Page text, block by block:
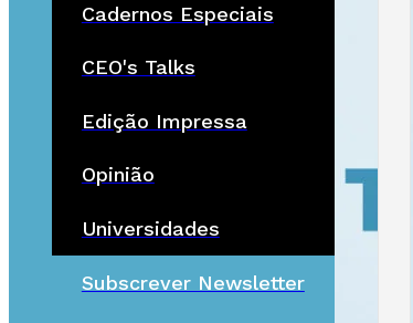
Cadernos Especiais
CEO's Talks
Edição Impressa
Opinião
Universidades
Subscrever Newsletter